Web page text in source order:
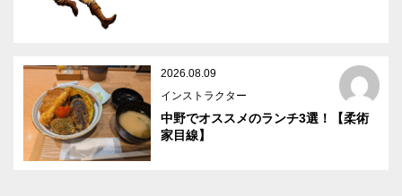
2026.08.09
インストラクター
中野でオススメのランチ3選！【柔術
家目線】